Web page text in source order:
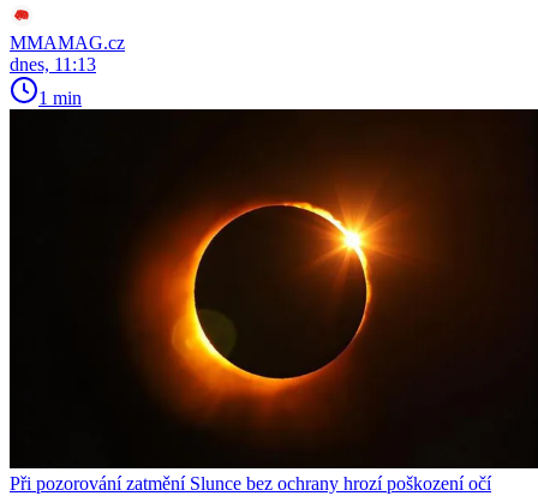
MMAMAG.cz
dnes, 11:13
1 min
Při pozorování zatmění Slunce bez ochrany hrozí poškození očí